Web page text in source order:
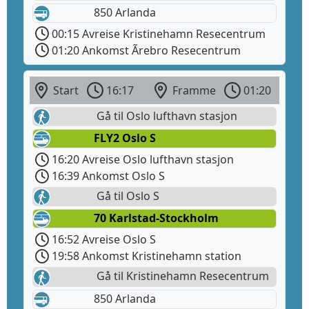
850 Arlanda
00:15 Avreise Kristinehamn Resecentrum
01:20 Ankomst Ãrebro Resecentrum
Start 16:17 Framme
01:20
Gå til Oslo lufthavn stasjon
FLY2 Oslo S
16:20 Avreise Oslo lufthavn stasjon
16:39 Ankomst Oslo S
Gå til Oslo S
70 Karlstad-Stockholm
16:52 Avreise Oslo S
19:58 Ankomst Kristinehamn station
Gå til Kristinehamn Resecentrum
850 Arlanda